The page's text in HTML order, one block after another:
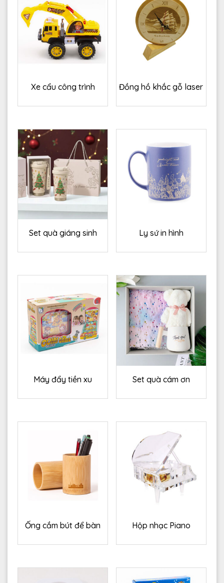
Xe cẩu công trình Đồng hồ khắc gỗ laser
Set quà giáng sinh Ly sứ in hình
Máy đẩy tiền xu Set quà cám ơn
Ống cắm bút để bàn Hộp nhạc Piano